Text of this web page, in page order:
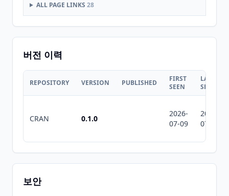
ALL PAGE LINKS 28
버전 이력
REPOSITORY VERSION PUBLISHED
FIRST
SEEN
LAST
SEEN
CRAN 0.1.0
2026-
07-09
2026-
07-10
보안